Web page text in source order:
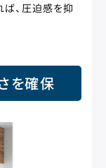
、圧迫感を抑
を確保